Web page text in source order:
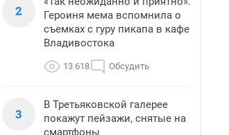
2
Героиня мема вспомнила о
съемках с гуру пикапа в кафе
Владивостока
13 618 Обсудить
3
В Третьяковской галерее
покажут пейзажи, снятые на
смартфоны